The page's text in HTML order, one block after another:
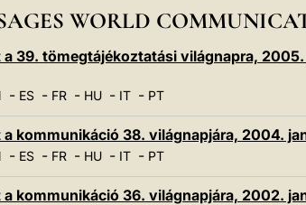
WORLD
a 39. tömegtájékoztatási világnapra,
- ES- FR- HU- IT- PT
a kommunikáció 38. világnapjára, 2004.
- ES- FR- HU- IT- PT
a kommunikáció 36. világnapjára, 2002.